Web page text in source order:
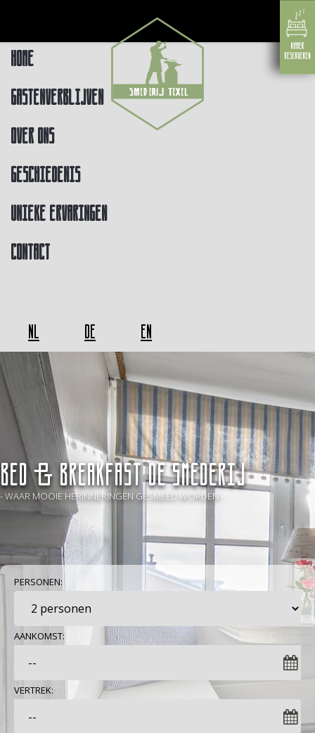
Home
Gastenverblijven
Over ons
Geschiedenis
Unieke ervaringen
Contact
NL DE EN
BED & BREAKFAST De Smederij
- WAAR MOOIE HERINNERINGEN GESMEED WORDEN -
PERSONEN:
AANKOMST:
VERTREK: